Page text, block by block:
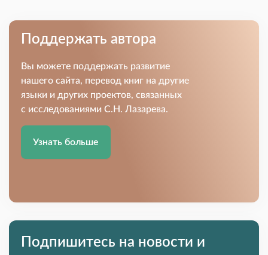
Поддержать автора
Вы можете поддержать развитие
нашего сайта, перевод книг на другие
языки и других проектов, связанных
с исследованиями С.Н. Лазарева.
Узнать больше
Подпишитесь на новости и